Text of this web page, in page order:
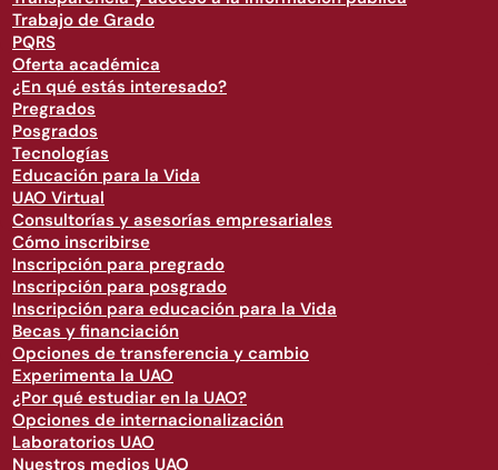
Trabajo de Grado
PQRS
Oferta académica
¿En qué estás interesado?
Pregrados
Posgrados
Tecnologías
Educación para la Vida
UAO Virtual
Consultorías y asesorías empresariales
Cómo inscribirse
Inscripción para pregrado
Inscripción para posgrado
Inscripción para educación para la Vida
Becas y financiación
Opciones de transferencia y cambio
Experimenta la UAO
¿Por qué estudiar en la UAO?
Opciones de internacionalización
Laboratorios UAO
Nuestros medios UAO